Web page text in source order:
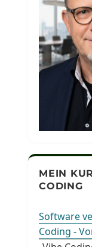
MEIN
CODING
Software
Coding -